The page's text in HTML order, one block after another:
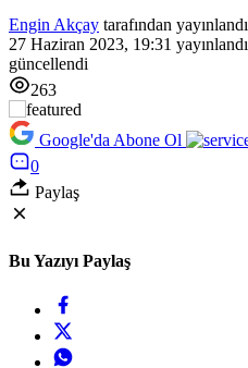
Engin Akçay tarafından yayınlandı
27 Haziran 2023, 19:31 yayınlandı
güncellendi
263
Google'da Abone Ol
0
Paylaş
Bu Yazıyı Paylaş